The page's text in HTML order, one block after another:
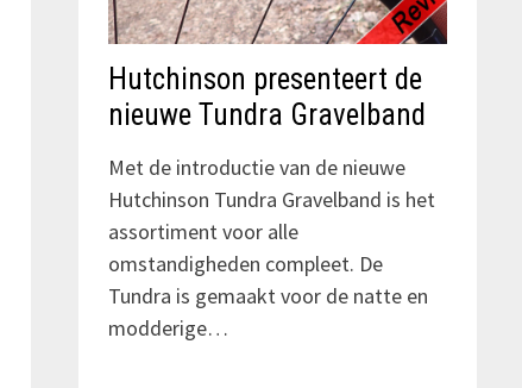
Hutchinson presenteert de
nieuwe Tundra Gravelband
Met de introductie van de nieuwe
Hutchinson Tundra Gravelband is het
assortiment voor alle
omstandigheden compleet. De
Tundra is gemaakt voor de natte en
modderige…